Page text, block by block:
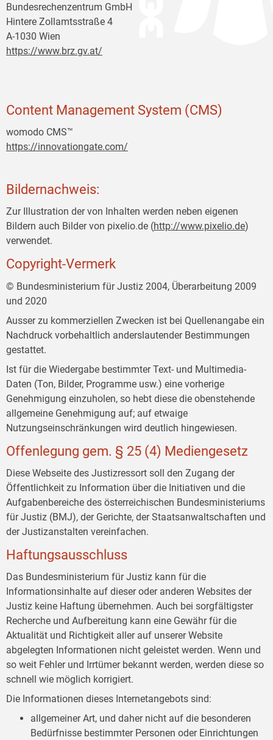
Bundesrechenzentrum GmbH
Hintere Zollamtsstraße 4
A-1030 Wien
https://www.brz.gv.at/
Content Management System (CMS)
womodo CMS™
https://innovationgate.com/
Bildernachweis:
Zur Illustration der von Inhalten werden neben eigenen
Bildern auch Bilder von pixelio.de (http://www.pixelio.de)
verwendet.
Copyright-Vermerk
© Bundesministerium für Justiz 2004, Überarbeitung 2009
und 2020
Ausser zu kommerziellen Zwecken ist bei Quellenangabe ein
Nachdruck vorbehaltlich anderslautender Bestimmungen
gestattet.
Ist für die Wiedergabe bestimmter Text- und Multimedia-
Daten (Ton, Bilder, Programme usw.) eine vorherige
Genehmigung einzuholen, so hebt diese die obenstehende
allgemeine Genehmigung auf; auf etwaige
Nutzungseinschränkungen wird deutlich hingewiesen.
Offenlegung gem. § 25 (4) Mediengesetz
Diese Webseite des Justizressort soll den Zugang der
Öffentlichkeit zu Information über die Initiativen und die
Aufgabenbereiche des österreichischen Bundesministeriums
für Justiz (BMJ), der Gerichte, der Staatsanwaltschaften und
der Justizanstalten vereinfachen.
Haftungsausschluss
Das Bundesministerium für Justiz kann für die
Informationsinhalte auf dieser oder anderen Websites der
Justiz keine Haftung übernehmen. Auch bei sorgfältigster
Recherche und Aufbereitung kann eine Gewähr für die
Aktualität und Richtigkeit aller auf unserer Website
abgelegten Informationen nicht geleistet werden. Wenn und
so weit Fehler und Irrtümer bekannt werden, werden diese so
schnell wie möglich korrigiert.
Die Informationen dieses Internetangebots sind:
allgemeiner Art, und daher nicht auf die besonderen
Bedürfnisse bestimmter Personen oder Einrichtungen